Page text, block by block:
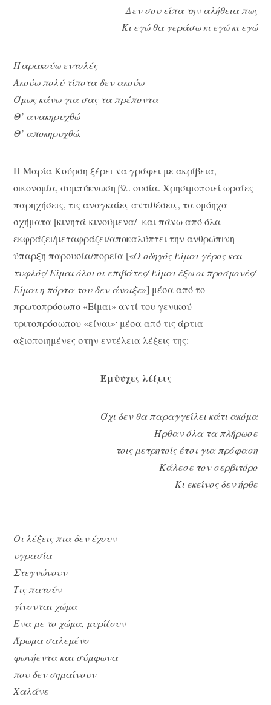
Δεν σου είπα την αλήθεια πως
Κι εγώ θα γεράσω κι εγώ κι εγώ
Παρακούω εντολές
Ακούω πολύ τίποτα δεν ακούω
Όμως κάνω για σας τα πρέποντα
Θ’ ανακηρυχθώ
Θ’ αποκηρυχθώ.
Η Μαρία Κούρση ξέρει να γράφει με ακρίβεια,
οικονομία, συμπύκνωση βλ. ουσία. Χρησιμοποιεί ωραίες
παρηχήσεις, τις αναγκαίες αντιθέσεις, τα ομόηχα
σχήματα [κινητά-κινούμενα/ και πάνω από όλα
εκφράζει/μεταφράζει/αποκαλύπτει την ανθρώπινη
ύπαρξη παρουσία/πορεία [«Ο οδηγός Είμαι γέρος και
τυφλός/ Είμαι όλοι οι επιβάτες/ Είμαι έξω οι προσμονές/
Είμαι η πόρτα του δεν άνοιξε»] μέσα από το
πρωτοπρόσωπο «Είμαι» αντί του γενικού
τριτοπρόσωπου «είναι». μέσα από τις άρτια
αξιοποιημένες στην εντέλεια λέξεις της:
Έμψυχες λέξεις
Όχι δεν θα παραγγείλει κάτι ακόμα
Ήρθαν όλα τα πλήρωσε
τοις μετρητοίς έτσι για πρόφαση
Κάλεσε τον σερβιτόρο
Κι εκείνος δεν ήρθε
Οι λέξεις πια δεν έχουν
υγρασία
Στεγνώνουν
Τις πατούν
γίνονται χώμα
Ένα με το χώμα, μυρίζουν
Άρωμα σαλεμένο
φωνήεντα και σύμφωνα
που δεν σημαίνουν
Χαλάνε